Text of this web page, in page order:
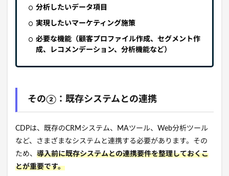
分析したいデータ項目
実現したいマーケティング施策
必要な機能（顧客プロファイル作成、セグメント作
成、レコメンデーション、分析機能など）
その②：既存システムとの連携
CDPは、 既存のCRMシステム、 MAツール、 Web分析ツール
など、さまざま なシステムと連携する必要があります。 その
ため、 導入前に既存システムとの連携要件を整理しておくこ
とが重要です。